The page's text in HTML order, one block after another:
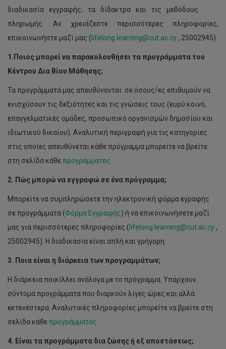
διαδικασία εγγραφής, τα δίδακτρα και τις μεθόδους
πληρωμής. Αν χρειάζεστε περισσότερες πληροφορίες,
επικοινωνήστε μαζί μας ( lifelong.learning@cut.ac.cy , 25002945).
1.Ποιος μπορεί να παρακολουθήσει τα προγράμματα του
Κέντρου Δια Βίου Μάθησης;
Τα προγράμματά μας απευθύνονται σε όσους/ες επιθυμούν να
ενισχύσουν τις δεξιότητες και τις γνώσεις τους (ευρύ κοινό,
επαγγελματικές ομάδες, προσωπικό οργανισμών δημοσίου και
ιδιωτικού δικαίου). Αναλυτική περιγραφή για τις κατηγορίες
στις οποίες απευθύνεται κάθε πρόγραμμα μπορείτε να βρείτε
στη σελίδα κάθεπρογράμματος
2. Πώς μπορώ να εγγραφώ σε ένα πρόγραμμα;
Μπορείτε να συμπληρώσετε την ηλεκτρονική φόρμα εγραφής
σε προγράμματα (Φόρμα Εγγραφής) ή να επικοινωνήσετε μαζί
μας για περισσότερες πληροφορίες ( lifelong.learning@cut.ac.cy ,
25002945). Η διαδικασία είναι απλή και γρήγορη.
3. Ποια είναι η διάρκεια των προγραμμάτων;
Η διάρκεια ποικίλλει ανάλογα με το πρόγραμμα. Υπάρχουν
σύντομα προγράμματα που διαρκούν λίγες ώρες και αλλά
εκτενέστερα. Αναλυτικές πληροφορίες μπορείτε να βρείτε στη
σελίδα κάθεπρογράμματος
4. Είναι τα προγράμματα δια ζώσης ή εξ αποστάσεως;